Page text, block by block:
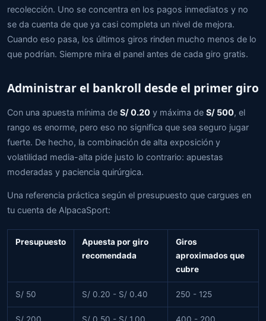
recolección. Uno se concentra en los pagos inmediatos y no
se da cuenta de que ya casi completa un nivel de mejora.
Cuando eso pasa, los últimos giros rinden mucho menos de lo
que podrían. Siempre mira el panel antes de cada giro gratis.
Administrar el bankroll desde el primer giro
Con una apuesta mínima de S/ 0.20 y máxima de S/ 500, el
rango es enorme, pero eso no significa que sea seguro jugar
fuerte. De hecho, la combinación de alta exposición y
volatilidad media-alta pide justo lo contrario: apuestas
moderadas y paciencia quirúrgica.
Una referencia práctica según el presupuesto que cargues en
tu cuenta de AlpacaSport:
Presupuesto
Apuesta por giro
recomendada
Giros
aproximados que
cubre
S/ 50 S/ 0.20 - S/ 0.40 250 - 125